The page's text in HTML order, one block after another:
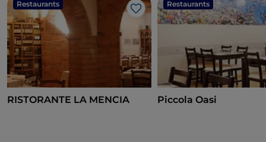
Restaurants
Like
RISTORANTE LA MENCIA
Restaurants
Piccola Oasi